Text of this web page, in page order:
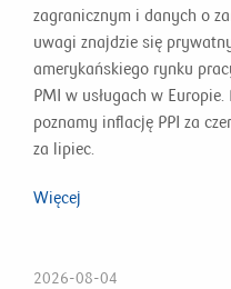
zagranicznym i danych o
uwagi znajdzie się
amerykańskiego rynku
PMI w usługach w
poznamy inflację PPI za
za lipiec.
Więcej
2026-08-04